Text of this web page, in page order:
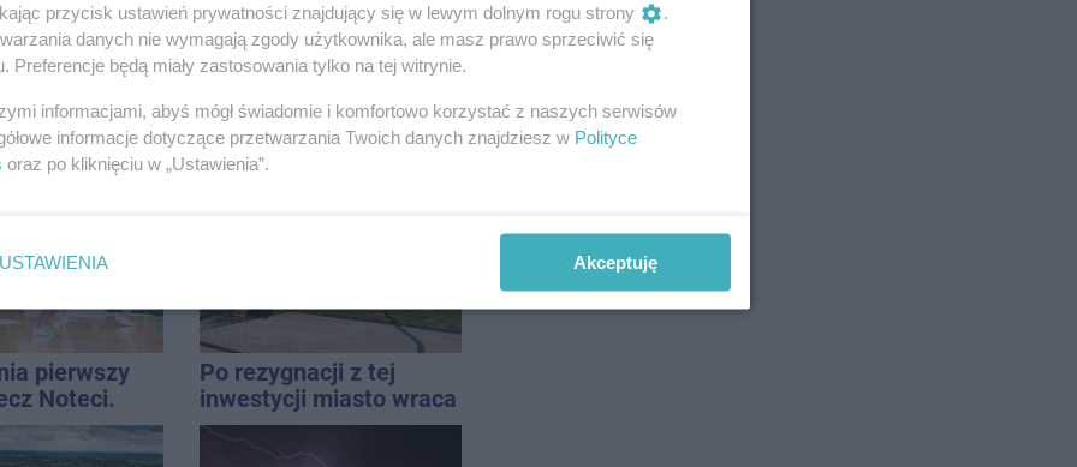
na
Dwa pasy
przyczepa od
Wyprzedził radiowóz na
podwójnej ciągłej tuż
przed pasami
pierwszy
Noteci.
terminarz
Po rezygnacji z tej
inwestycji miasto wraca
do tematu
przycisk ustawień prywatności znajdujący się w lewym dolnym rogu strony
.
danych nie wymagają zgody użytkownika, ale masz prawo sprzeciwić się
Preferencje będą miały zastosowania tylko na tej witrynie.
informacjami, abyś mógł świadomie i komfortowo korzystać z naszych serwisów
informacje dotyczące przetwarzania Twoich danych znajdziesz w Polityce
oraz po kliknięciu w „Ustawienia”.
USTAWIENIA Akceptuję